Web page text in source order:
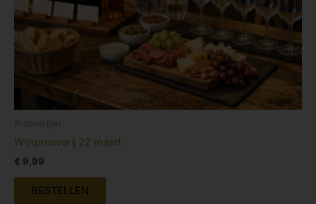
Proeverijen
Wijnproeverij 22 maart
€ 9,99
BESTELLEN